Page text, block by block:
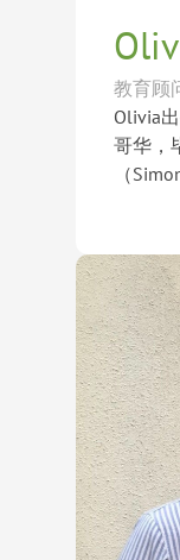
（UC
分校（
分校（
Arbor
界顶尖
教育顾
Olivia
哥华，
（
言学
时获得
TESL
语言教
时担任
系学术
韩国高
政府项
跨文化
华教授
助学生
随后加
宿学校
学生综
Olivia
掘自身
力。她
事塑造
真实而
已成功
斯学校
斯威尔